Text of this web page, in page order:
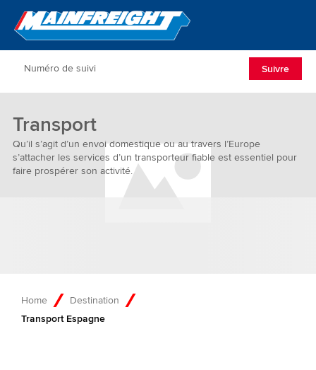
Go to Home
Suivre
Transport
Qu’il s’agit d’un envoi domestique ou au travers l’Europe
s’attacher les services d’un transporteur fiable est essentiel pour
faire prospérer son activité.
Home
Destination
Transport Espagne